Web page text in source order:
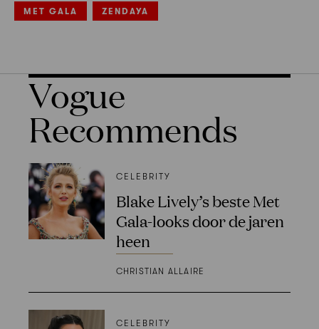
MET GALA ZENDAYA
Vogue
Recommends
CELEBRITY
Blake Lively’s beste Met
Gala-looks door de jaren
heen
CHRISTIAN ALLAIRE
CELEBRITY